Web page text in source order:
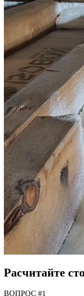
Расчитайте
ВОПРОС #1